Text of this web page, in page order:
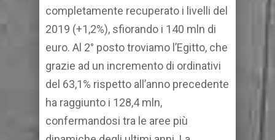
completamente recuperato i livelli del
2019 (+1,2%), sfiorando i 140 mln di
euro. Al 2° posto troviamo l’Egitto, che
grazie ad un incremento di ordinativi
del 63,1% rispetto all’anno precedente
ha raggiunto i 128,4 mln,
confermandosi tra le aree più